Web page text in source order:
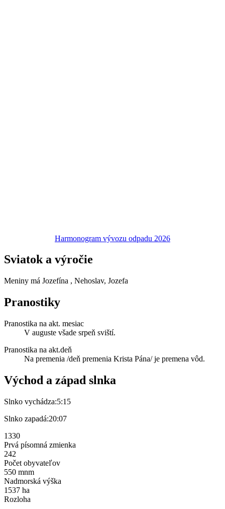
Harmonogram vývozu odpadu 2026
Sviatok a výročie
Meniny má Jozefína , Nehoslav, Jozefa
Pranostiky
Pranostika na akt. mesiac
V auguste všade srpeň sviští.
Pranostika na akt.deň
Na premenia /deň premenia Krista Pána/ je premena vôd.
Východ a západ slnka
Slnko vychádza:5:15
Slnko zapadá:20:07
1330
Prvá písomná zmienka
242
Počet obyvateľov
550 mnm
Nadmorská výška
1537 ha
Rozloha